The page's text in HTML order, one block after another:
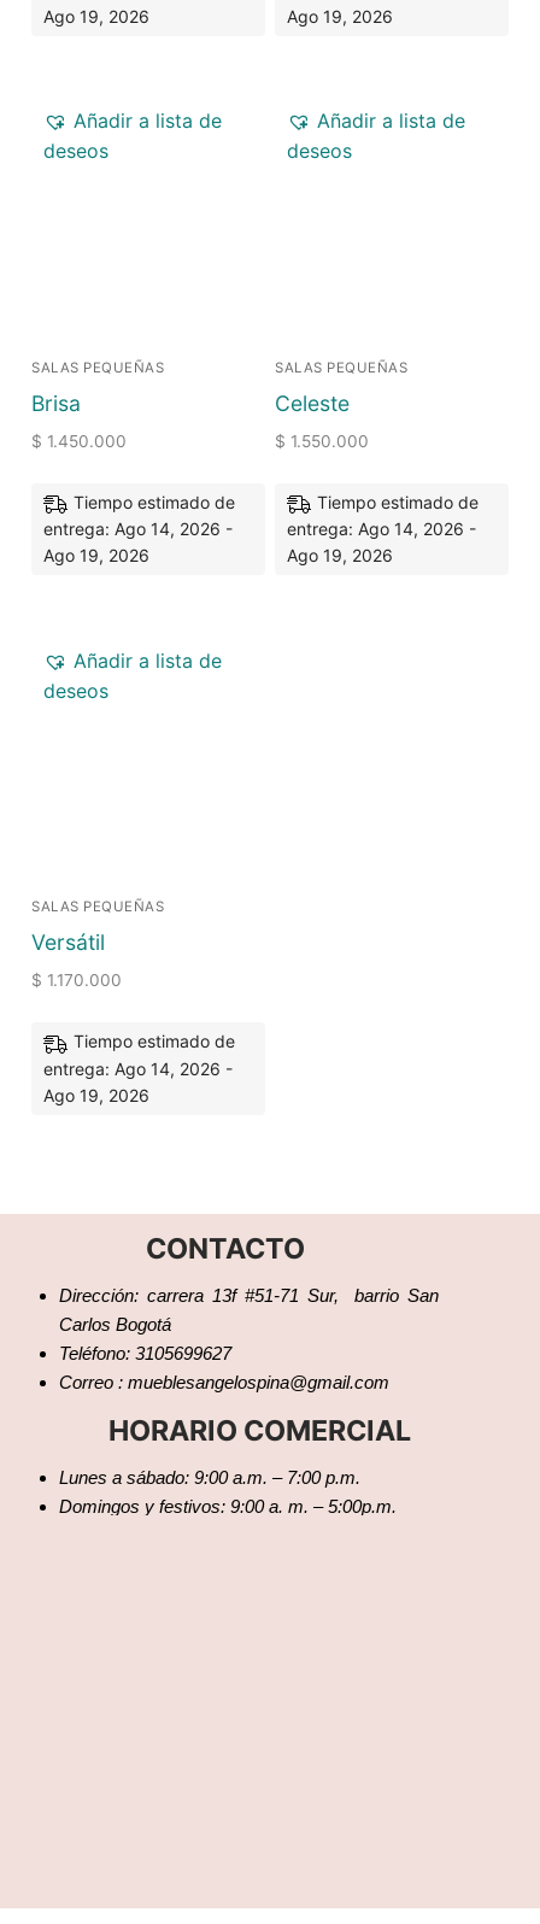
Ago 19, 2026
Ago 19, 2026
Añadir a lista de
deseos
SALAS PEQUEÑAS
Brisa
$ 1.450.000
Tiempo estimado de
entrega: Ago 14, 2026 -
Ago 19, 2026
Añadir a lista de
deseos
SALAS PEQUEÑAS
Celeste
$ 1.550.000
Tiempo estimado de
entrega: Ago 14, 2026 -
Ago 19, 2026
Añadir a lista de
deseos
SALAS PEQUEÑAS
Versátil
$ 1.170.000
Tiempo estimado de
entrega: Ago 14, 2026 -
Ago 19, 2026
CONTACTO
Dirección: carrera 13f #51-71 Sur, barrio San
Carlos Bogotá
Teléfono: 3105699627
Correo : mueblesangelospina@gmail.com
HORARIO COMERCIAL
Lunes a sábado: 9:00 a.m. – 7:00 p.m.
Domingos y festivos: 9:00 a. m. – 5:00p.m.